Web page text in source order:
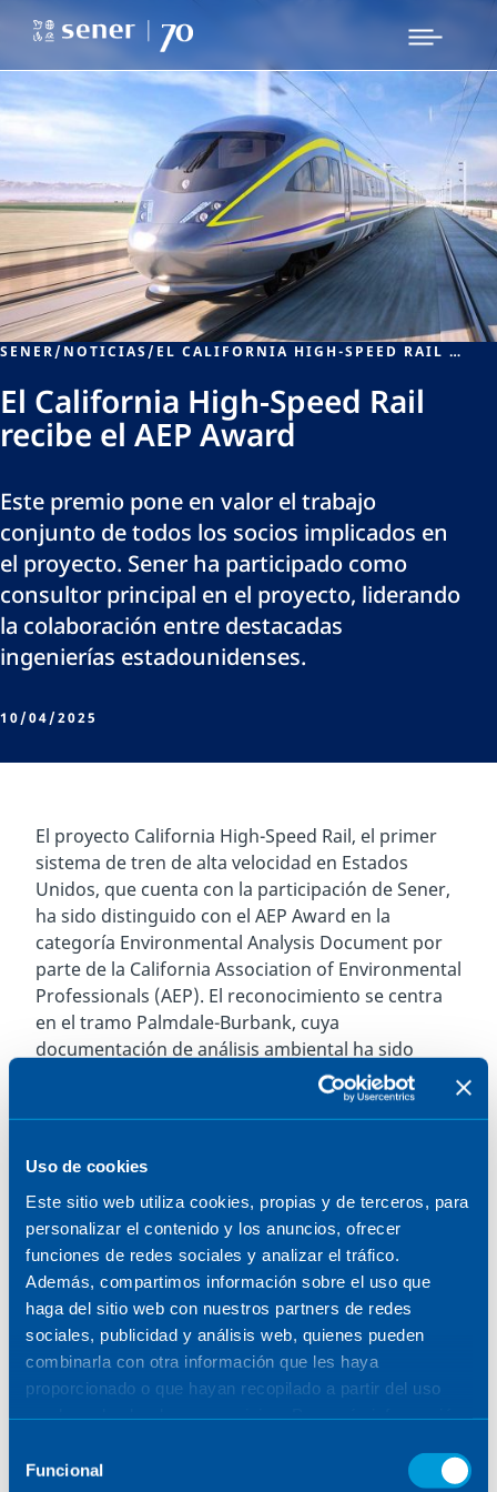
Uso de cookies
Este sitio web utiliza cookies, propias y de terceros, para
personalizar el contenido y los anuncios, ofrecer
funciones de redes sociales y analizar el tráfico.
Además, compartimos información sobre el uso que
haga del sitio web con nuestros partners de redes
sociales, publicidad y análisis web, quienes pueden
combinarla con otra información que les haya
proporcionado o que hayan recopilado a partir del uso
Funcional
SENER/NOTICIAS/ EL CALIFORNIA HIGH-SPEED RAIL RECIBE EL AEP AWARD
El California High-Speed Rail
recibe el AEP Award
Este premio pone en valor el trabajo
conjunto de todos los socios implicados en
el proyecto. Sener ha participado como
consultor principal en el proyecto, liderando
la colaboración entre destacadas
ingenierías estadounidenses.
10/04/2025
El proyecto California High-Speed Rail, el primer
sistema de tren de alta velocidad en Estados
Unidos, que cuenta con la participación de Sener,
ha sido distinguido con el AEP Award en la
categoría Environmental Analysis Document por
parte de la California Association of Environmental
Professionals (AEP). El reconocimiento se centra
en el tramo Palmdale-Burbank, cuya
documentación de análisis ambiental ha sido
valorada por su innovador enfoque y su
todos los socios implicados en el proyecto y
especialmente de Circlepoint, socio de Sener
desde 2015 y líder en la elaboración de la
documentación ambiental.
Sener ha participado como consultor principal en
el proyecto, liderando la colaboración entre
destacadas ingenierías estadounidenses. La labor
de Sener incluye el diseño preliminar, la
evaluación de alternativas técnicas, el análisis del
derechos de paso necesarios para el trazado,
estaciones y otros elementos auxiliares.